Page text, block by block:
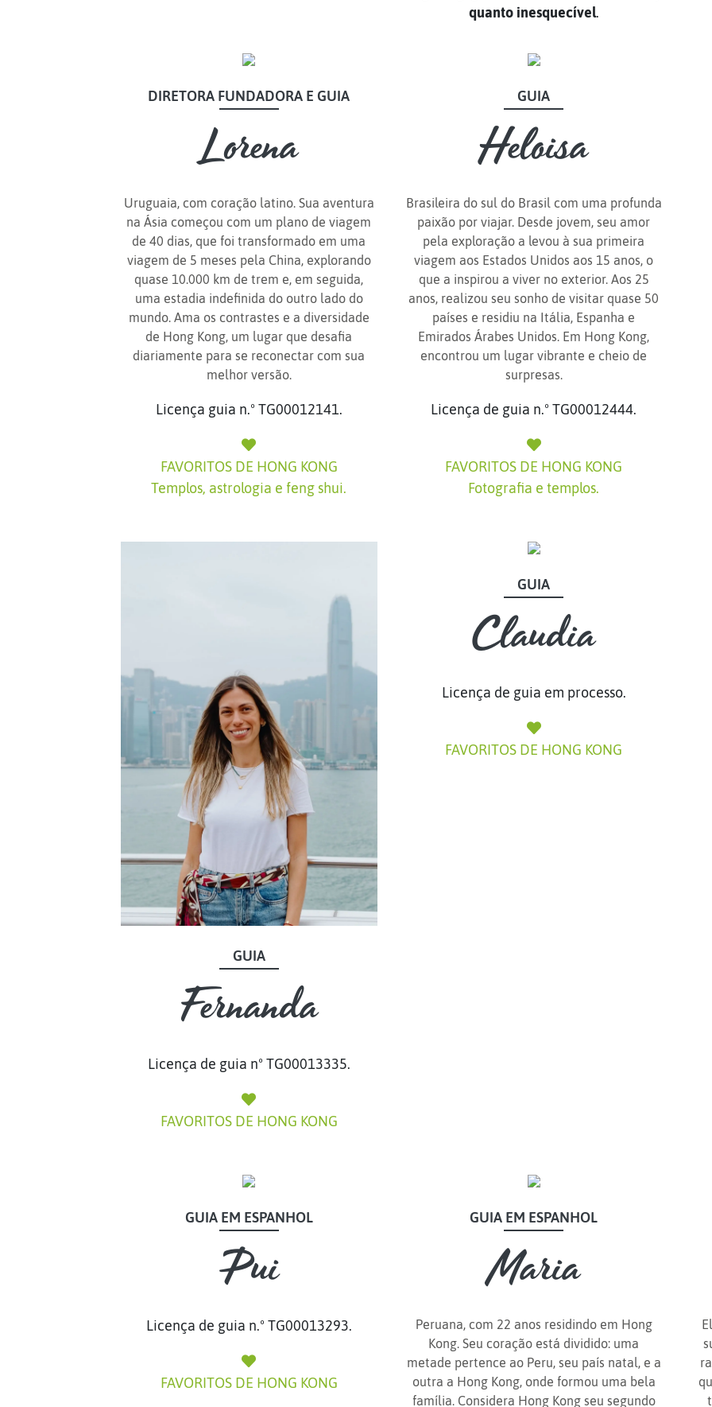
quanto inesquecível.
DIRETORA FUNDADORA E GUIA
Lorena
Uruguaia, com coração latino. Sua aventura
na Ásia começou com um plano de viagem
de 40 dias, que foi transformado em uma
viagem de 5 meses pela China, explorando
quase 10.000 km de trem e, em seguida,
uma estadia indefinida do outro lado do
mundo. Ama os contrastes e a diversidade
de Hong Kong, um lugar que desafia
diariamente para se reconectar com sua
melhor versão.
Licença guia n.º TG00012141.
FAVORITOS DE HONG KONG
Templos, astrologia e feng shui.
DIRETORA FUNDADORA E GUIA
Lorena
Hong Kong é o mundo
GUIA
Heloisa
Brasileira do sul do Brasil com uma profunda
paixão por viajar. Desde jovem, seu amor
pela exploração a levou à sua primeira
viagem aos Estados Unidos aos 15 anos, o
que a inspirou a viver no exterior. Aos 25
anos, realizou seu sonho de visitar quase 50
países e residiu na Itália, Espanha e
Emirados Árabes Unidos. Em Hong Kong,
encontrou um lugar vibrante e cheio de
surpresas.
Licença de guia n.º TG00012444.
FAVORITOS DE HONG KONG
Fotografia e templos.
GUIA
Heloisa
Hong Kong é o lugar
onde tudo se conecta.
GUIA
Fernanda
Licença de guia nº TG00013335.
FAVORITOS DE HONG KONG
GUIA
Claudia
Licença de guia em processo.
FAVORITOS DE HONG KONG
GUIA
Claudia
GUIA EM ESPANHOL
Pui
Licença de guia n.º TG00013293.
FAVORITOS DE HONG KONG
GUIA EM ESPANHOL
Pui
GUIA EM ESPANHOL
Maria
Peruana, com 22 anos residindo em Hong
Kong. Seu coração está dividido: uma
metade pertence ao Peru, seu país natal, e a
outra a Hong Kong, onde formou uma bela
família. Considera Hong Kong seu segundo
GUIA EM ESPANHOL
Maria